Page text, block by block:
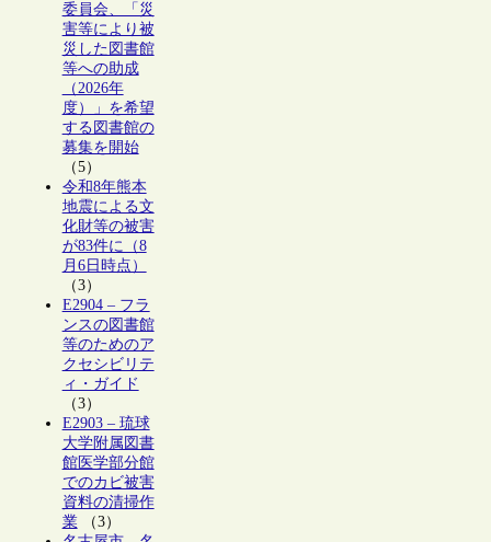
委員会、「災
害等により被
災した図書館
等への助成
（2026年
度）」を希望
する図書館の
募集を開始
（5）
令和8年熊本
地震による文
化財等の被害
が83件に（8
月6日時点）
（3）
E2904 – フラ
ンスの図書館
等のためのア
クセシビリテ
ィ・ガイド
（3）
E2903 – 琉球
大学附属図書
館医学部分館
でのカビ被害
資料の清掃作
業（3）